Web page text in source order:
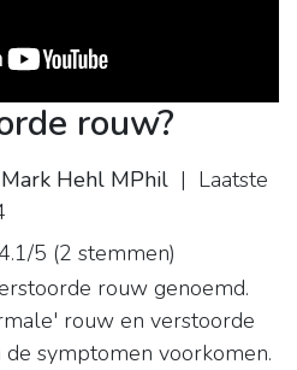
rouw?
Hehl MPhil | Laatste
5 (2 stemmen)
rouw genoemd.
rouw en verstoorde
symptomen voorkomen.